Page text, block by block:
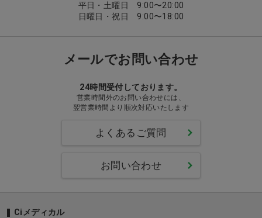
平日・土曜日 9:00〜20:00
日曜日・祝日 9:00〜18:00
メールでお問い合わせ
24時間受付しております。
営業時間外のお問い合わせには、
翌営業時間より順次対応いたします
よくあるご質問
お問い合わせ
Ciメディカル